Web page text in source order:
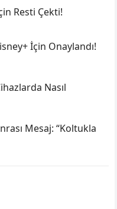
Resti Çekti!
İçin Onaylandı!
Nasıl
Mesaj: “Koltukla